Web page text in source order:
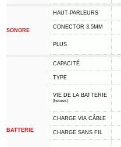
SONORE
HAUT-PARLEURS
CONECTOR 3,5MM
PLUS
BATTERIE
CAPACITÉ
TYPE
VIE DE LA BATTERIE
(heures)
CHARGE VIA CÂBLE
CHARGE SANS FIL